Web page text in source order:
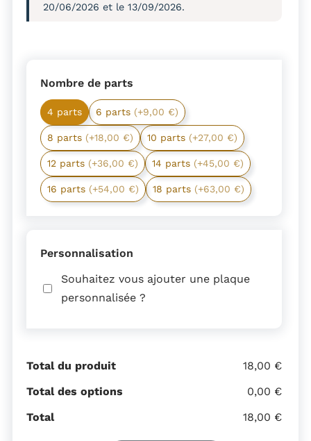
20/06/2026 et le 13/09/2026.
Nombre de parts
4 parts 6 parts (+9,00 €)
8 parts (+18,00 €) 10 parts (+27,00 €)
12 parts (+36,00 €) 14 parts (+45,00 €)
16 parts (+54,00 €) 18 parts (+63,00 €)
Personnalisation
Souhaitez vous ajouter une plaque
personnalisée ?
Total du produit
18,00 €
Total des options
0,00 €
Total
18,00 €